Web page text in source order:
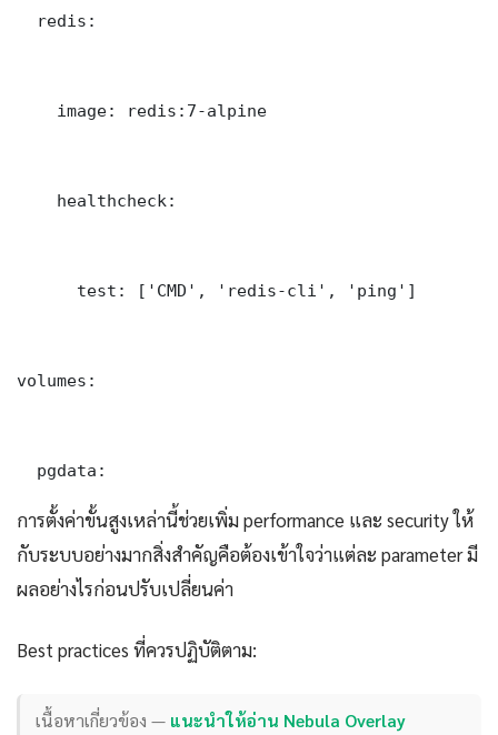
  redis:
    image: redis:7-alpine
    healthcheck:
      test: ['CMD', 'redis-cli', 'ping']
volumes:
  pgdata:
การตั้งค่าขั้นสูงเหล่านี้ช่วยเพิ่ม performance และ security ให้
กับระบบอย่างมากสิ่งสำคัญคือต้องเข้าใจว่าแต่ละ parameter มี
ผลอย่างไรก่อนปรับเปลี่ยนค่า
Best practices ที่ควรปฏิบัติตาม:
เนื้อหาเกี่ยวข้อง — แนะนำให้อ่าน Nebula Overlay